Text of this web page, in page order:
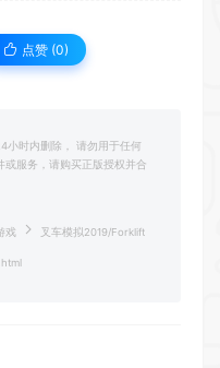
点赞 (0)
小时内删除， 请勿用于任何
或服务，请购买正版授权并合
戏 叉车模拟2019/Forklift